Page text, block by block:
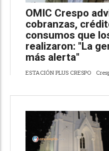
OMIC Crespo
cobranzas,
consumos que
realizaron: "La
más alerta"
ESTACIÓN PLUS CRESPO